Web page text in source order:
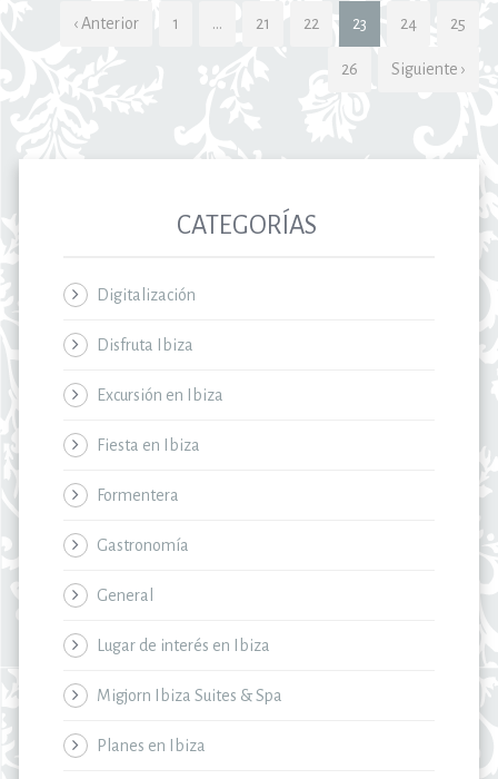
‹ Anterior 1 … 21 22 23 24 25
26 Siguiente ›
CATEGORÍAS
Digitalización
Disfruta Ibiza
Excursión en Ibiza
Fiesta en Ibiza
Formentera
Gastronomía
General
Lugar de interés en Ibiza
Migjorn Ibiza Suites & Spa
Planes en Ibiza